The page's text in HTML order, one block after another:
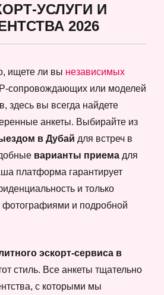
УСЛУГИ И
2026
ищете ли вы независимых
сопровождающих или моделей
здесь вы всегда найдете
анкеты. Выбирайте из
в Дубай для встреч в
варианты приема для
платформа гарантирует
и только
фотографиями и подробной
эскорт-сервиса в
стиль. Все анкеты тщательно
с которыми мы